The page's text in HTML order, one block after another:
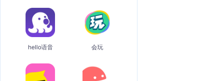
hello语音 会玩